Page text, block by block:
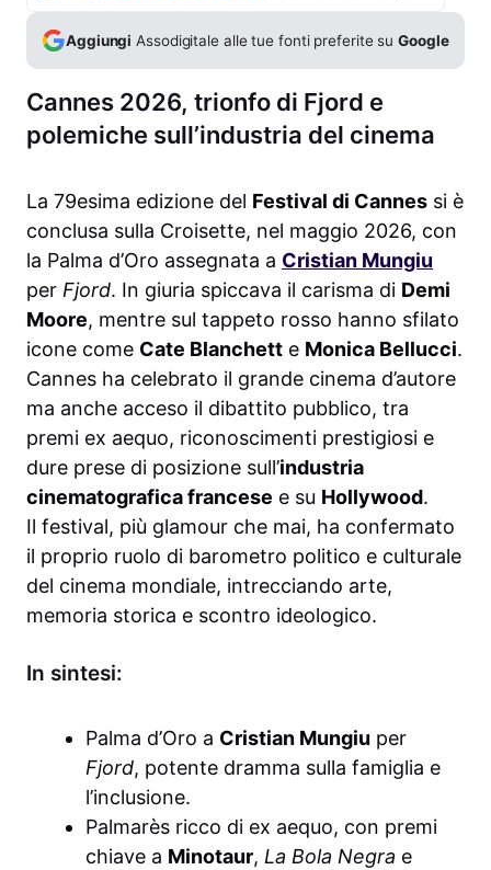
Aggiungi Assodigitale alle tue fonti preferite suGoogle
Cannes 2026, trionfo di Fjord e
polemiche sull’industria del cinema
La 79esima edizione del Festival di Cannes si è
conclusa sulla Croisette, nel maggio 2026, con
la Palma d’Oro assegnata a Cristian Mungiu
per Fjord. In giuria spiccava il carisma di Demi
Moore, mentre sul tappeto rosso hanno sfilato
icone come Cate Blanchett e Monica Bellucci.
Cannes ha celebrato il grande cinema d’autore
ma anche acceso il dibattito pubblico, tra
premi ex aequo, riconoscimenti prestigiosi e
dure prese di posizione sull’industria
cinematografica francese e su Hollywood.
Il festival, più glamour che mai, ha confermato
il proprio ruolo di barometro politico e culturale
del cinema mondiale, intrecciando arte,
memoria storica e scontro ideologico.
In sintesi:
Palma d’Oro a Cristian Mungiu per
Fjord, potente dramma sulla famiglia e
l’inclusione.
Palmarès ricco di ex aequo, con premi
chiave a Minotaur, La Bola Negra e